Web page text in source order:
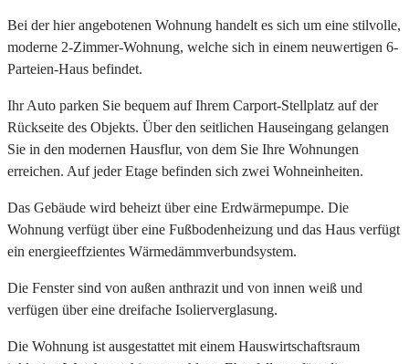
Bei der hier angebotenen Wohnung handelt es sich um eine stilvolle,
moderne 2-Zimmer-Wohnung, welche sich in einem neuwertigen 6-
Parteien-Haus befindet.
Ihr Auto parken Sie bequem auf Ihrem Carport-Stellplatz auf der
Rückseite des Objekts. Über den seitlichen Hauseingang gelangen
Sie in den modernen Hausflur, von dem Sie Ihre Wohnungen
erreichen. Auf jeder Etage befinden sich zwei Wohneinheiten.
Das Gebäude wird beheizt über eine Erdwärmepumpe. Die
Wohnung verfügt über eine Fußbodenheizung und das Haus verfügt
ein energieeffzientes Wärmedämmverbundsystem.
Die Fenster sind von außen anthrazit und von innen weiß und
verfügen über eine dreifache Isolierverglasung.
Die Wohnung ist ausgestattet mit einem Hauswirtschaftsraum